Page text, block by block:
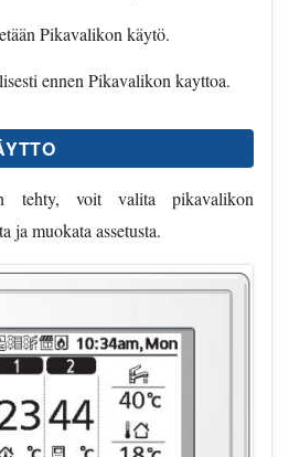
Pikavalikon käytö.
ennen Pikavalikon kayttoa.
tehty, voit valita pikavalikon
ja muokata assetusta.